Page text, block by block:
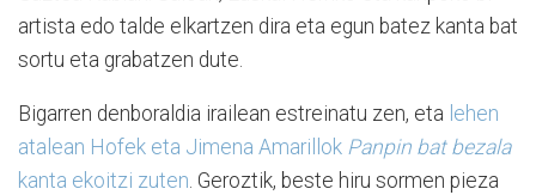
artista edo talde elkartzen dira eta egun batez kanta bat
sortu eta grabatzen dute.
Bigarren denboraldia irailean estreinatu zen, eta lehen
atalean Hofek eta Jimena Amarillok Panpin bat bezala
kanta ekoitzi zuten. Geroztik, beste hiru sormen pieza